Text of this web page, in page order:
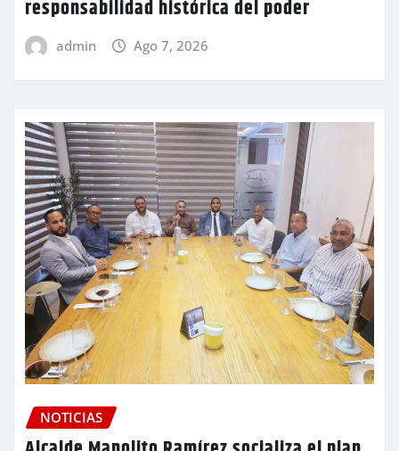
responsabilidad histórica del poder
admin Ago 7, 2026
NOTICIAS